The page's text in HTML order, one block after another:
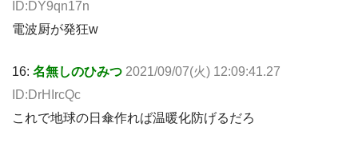
ID:DY9qn17n
電波厨が発狂w
16: 名無しのひみつ 2021/09/07(火) 12:09:41.27
ID:DrHIrcQc
これで地球の日傘作れば温暖化防げるだろ